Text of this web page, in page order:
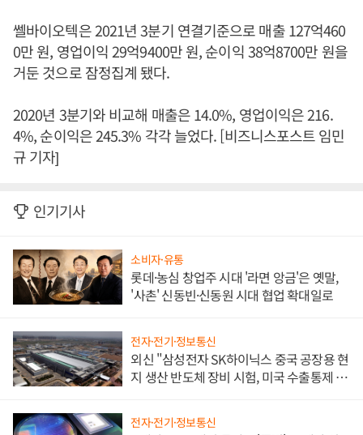
쎌바이오텍은 2021년 3분기 연결기준으로 매출 127억460
0만 원, 영업이익 29억9400만 원, 순이익 38억8700만 원을
거둔 것으로 잠정집계 됐다.
2020년 3분기와 비교해 매출은 14.0%, 영업이익은 216.
4%, 순이익은 245.3% 각각 늘었다. [비즈니스포스트 임민
규 기자]
인기기사
소비자·유통
롯데·농심 창업주 시대 '라면 앙금'은 옛말,
'사촌' 신동빈·신동원 시대 협업 확대일로
전자·전기·정보통신
외신 "삼성전자 SK하이닉스 중국 공장용 현
지 생산 반도체 장비 시험, 미국 수출통제 대
전자·전기·정보통신